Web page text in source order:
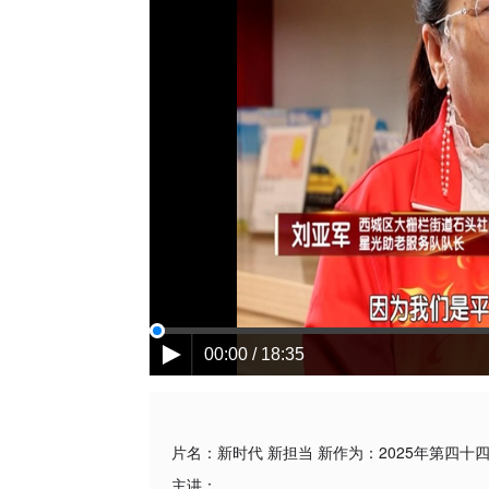
00:00 / 18:35
片名： 新时代 新担当 新作为：2025年第四十
主讲：